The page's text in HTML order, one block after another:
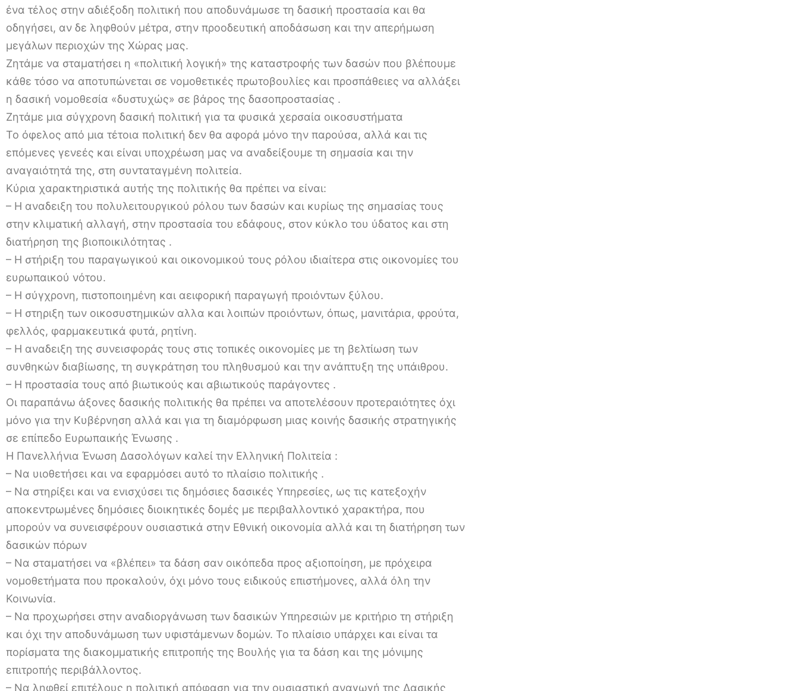
ένα τέλος στην αδιέξοδη πολιτική που αποδυνάμωσε τη δασική προστασία και θα
οδηγήσει, αν δε ληφθούν μέτρα, στην προοδευτική αποδάσωση και την απερήμωση
μεγάλων περιοχών της Χώρας μας.
Ζητάμε να σταματήσει η «πολιτική λογική» της καταστροφής των δασών που βλέπουμε
κάθε τόσο να αποτυπώνεται σε νομοθετικές πρωτοβουλίες και προσπάθειες να αλλάξει
η δασική νομοθεσία «δυστυχώς» σε βάρος της δασοπροστασίας .
Ζητάμε μια σύγχρονη δασική πολιτική για τα φυσικά χερσαία οικοσυστήματα
Το όφελος από μια τέτοια πολιτική δεν θα αφορά μόνο την παρούσα, αλλά και τις
επόμενες γενεές και είναι υποχρέωση μας να αναδείξουμε τη σημασία και την
αναγαιότητά της, στη συνταταγμένη πολιτεία.
Κύρια χαρακτηριστικά αυτής της πολιτικής θα πρέπει να είναι:
– Η αναδειξη του πολυλειτουργικού ρόλου των δασών και κυρίως της σημασίας τους
στην κλιματική αλλαγή, στην προστασία του εδάφους, στον κύκλο του ύδατος και στη
διατήρηση της βιοποικιλότητας .
– Η στήριξη του παραγωγικού και οικονομικού τους ρόλου ιδιαίτερα στις οικονομίες του
ευρωπαικού νότου.
– Η σύγχρονη, πιστοποιημένη και αειφορική παραγωγή προιόντων ξύλου.
– Η στηριξη των οικοσυστημικών αλλα και λοιπών προιόντων, όπως, μανιτάρια, φρούτα,
φελλός, φαρμακευτικά φυτά, ρητίνη.
– Η αναδειξη της συνεισφοράς τους στις τοπικές οικονομίες με τη βελτίωση των
συνθηκών διαβίωσης, τη συγκράτηση του πληθυσμού και την ανάπτυξη της υπάιθρου.
– Η προστασία τους από βιωτικούς και αβιωτικούς παράγοντες .
Οι παραπάνω άξονες δασικής πολιτικής θα πρέπει να αποτελέσουν προτεραιότητες όχι
μόνο για την Κυβέρνηση αλλά και για τη διαμόρφωση μιας κοινής δασικής στρατηγικής
σε επίπεδο Ευρωπαικής Ένωσης .
Η Πανελλήνια Ένωση Δασολόγων καλεί την Ελληνική Πολιτεία :
– Να υιοθετήσει και να εφαρμόσει αυτό το πλαίσιο πολιτικής .
– Να στηρίξει και να ενισχύσει τις δημόσιες δασικές Υπηρεσίες, ως τις κατεξοχήν
αποκεντρωμένες δημόσιες διοικητικές δομές με περιβαλλοντικό χαρακτήρα, που
μπορούν να συνεισφέρουν ουσιαστικά στην Εθνική οικονομία αλλά και τη διατήρηση των
δασικών πόρων
– Να σταματήσει να «βλέπει» τα δάση σαν οικόπεδα προς αξιοποίηση, με πρόχειρα
νομοθετήματα που προκαλούν, όχι μόνο τους ειδικούς επιστήμονες, αλλά όλη την
Κοινωνία.
– Να προχωρήσει στην αναδιοργάνωση των δασικών Υπηρεσιών με κριτήριο τη στήριξη
και όχι την αποδυνάμωση των υφιστάμενων δομών. Το πλαίσιο υπάρχει και είναι τα
πορίσματα της διακομματικής επιτροπής της Βουλής για τα δάση και της μόνιμης
επιτροπής περιβάλλοντος.
– Να ληφθεί επιτέλους η πολιτική απόφαση για την ουσιαστική αναγωγή της Δασικής